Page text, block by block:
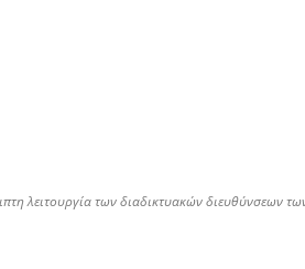
λειτουργία των διαδικτυακών διευθύνσεων